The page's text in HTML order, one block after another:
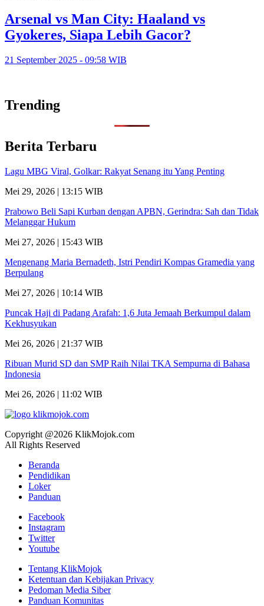
Arsenal vs Man City: Haaland vs
Gyokeres, Siapa Lebih Gacor?
21 September 2025 - 09:58 WIB
Trending
Berita Terbaru
Lagu MBG Viral, Golkar: Rakyat Senang itu Yang Penting
Mei 29, 2026 | 13:15 WIB
Prabowo Beli Sapi Kurban dengan APBN, Gerindra: Sah dan Tidak
Melanggar Hukum
Mei 27, 2026 | 15:43 WIB
Mengenang Maria Bernadeth, Istri Pendiri Kompas Gramedia yang
Berpulang
Mei 27, 2026 | 10:14 WIB
Puncak Haji di Padang Arafah: 1,6 Juta Jemaah Berkumpul dalam
Kekhusyukan
Mei 26, 2026 | 21:37 WIB
Ribuan Murid SD dan SMP Raih Nilai TKA Sempurna di Bahasa
Indonesia
Mei 26, 2026 | 11:02 WIB
Copyright @2026 KlikMojok.com
All Rights Reserved
Beranda
Pendidikan
Loker
Panduan
Facebook
Instagram
Twitter
Youtube
Tentang KlikMojok
Ketentuan dan Kebijakan Privacy
Pedoman Media Siber
Panduan Komunitas